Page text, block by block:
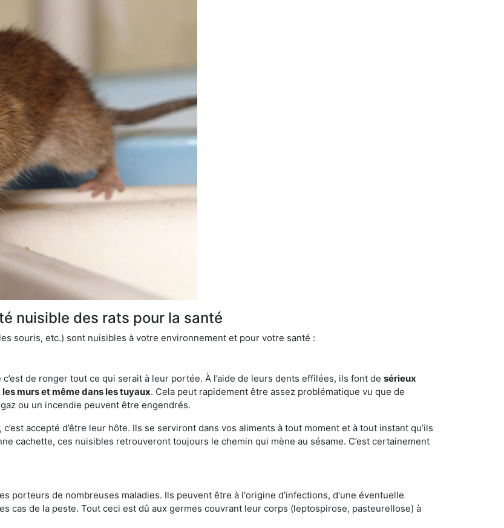
nuisible des rats pour la santé
souris, etc.) sont nuisibles à votre environnement et pour votre santé :
de ronger tout ce qui serait à leur portée. À l’aide de leurs dents effilées, ils font de sérieux
murs et même dans les tuyaux. Cela peut rapidement être assez problématique vu que de
ou un incendie peuvent être engendrés.
accepté d’être leur hôte. Ils se serviront dans vos aliments à tout moment et à tout instant qu’ils
cachette, ces nuisibles retrouveront toujours le chemin qui mène au sésame. C’est certainement
porteurs de nombreuses maladies. Ils peuvent être à l'origine d'infections, d'une éventuelle
cas de la peste. Tout ceci est dû aux germes couvrant leur corps (leptospirose, pasteurellose) à